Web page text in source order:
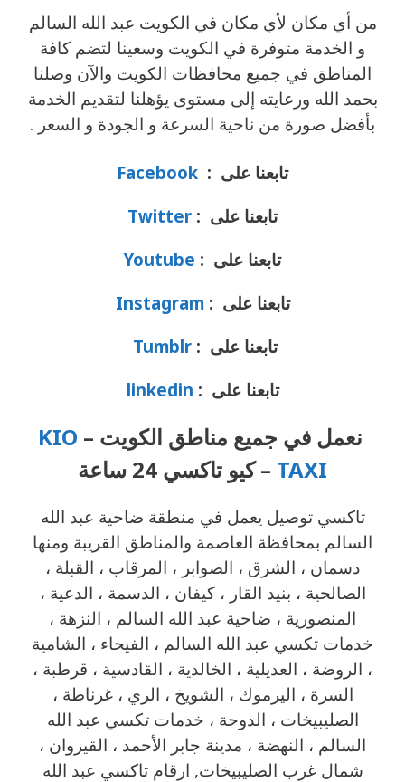
من أي مكان لأي مكان في الكويت عبد الله السالم
و الخدمة متوفرة في الكويت وسعينا لتضم كافة
المناطق في جميع محافظات الكويت والآن وصلنا
بحمد الله ورعايته إلى مستوى يؤهلنا لتقديم الخدمة
بأفضل صورة من ناحية السرعة و الجودة و السعر .
تابعنا على : Facebook
تابعنا على : Twitter
تابعنا على : Youtube
تابعنا على :Instagram
تابعنا على :Tumblr
تابعنا على : linkedin
نعمل في جميع مناطق الكويت – KIO
TAXI – كيو تاكسي 24 ساعة
تاكسي توصيل يعمل في منطقة ضاحية عبد الله
السالم بمحافظة العاصمة والمناطق القريبة ‎ومنها
دسمان ، الشرق ، الصوابر ، المرقاب ، القبلة ،
الصالحية ، بنيد القار ، كيفان ، الدسمة ، الدعية ،
المنصورية ، ضاحية عبد الله السالم ، النزهة ،
خدمات تكسي عبد الله السالم ، الفيحاء ، الشامية
، الروضة ، العديلية ، الخالدية ، القادسية ، قرطبة ،
السرة ، اليرموك ، الشويخ ، الري ، غرناطة ،
الصليبيخات ، الدوحة ، خدمات تكسي عبد الله
السالم ، النهضة ، مدينة جابر الأحمد ، القيروان ،
شمال غرب الصليبيخات, ارقام تاكسي عبد الله